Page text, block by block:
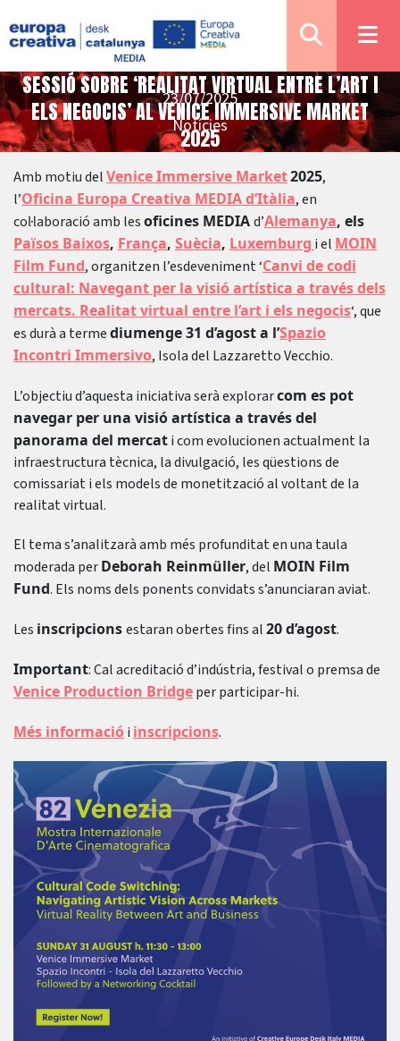
Notícies
SESSIÓ SOBRE ‘REALITAT VIRTUAL ENTRE L’ART I
ELS NEGOCIS’ AL VENICE IMMERSIVE MARKET
2025
23/07/2025
Amb motiu delVenice Immersive Market2025,
l’Oficina Europa Creativa MEDIA d’Itàlia, en
col·laboració amb lesoficines MEDIAd’Alemanya, els
Països Baixos, França, Suècia, Luxemburg i el MOIN
Film Fund, organitzen l’esdeveniment ‘Canvi de codi
cultural: Navegant per la visió artística a través dels
mercats. Realitat virtual entre l’art i els negocis‘, que
es durà a termediumenge 31 d’agost a l’Spazio
Incontri Immersivo, Isola del Lazzaretto Vecchio.
L’objectiu d’aquesta iniciativa serà explorarcom es pot
navegar per una visió artística a través del
panorama del mercati com evolucionen actualment la
infraestructura tècnica, la divulgació, les qüestions de
comissariat i els models de monetització al voltant de la
realitat virtual.
El tema s’analitzarà amb més profunditat en una taula
moderada perDeborah Reinmüller, del MOIN Film
Fund. Els noms dels ponents convidats s’anunciaran aviat.
Les inscripcionsestaran obertes fins al20 d’agost.
Important: Cal acreditació d’indústria, festival o premsa de
Venice Production Bridgeper participar-hi.
Més informaciói inscripcions.